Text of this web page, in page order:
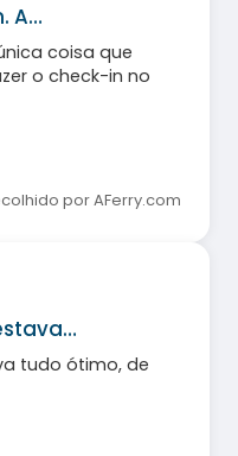
A…
coisa que
o check-in no
por AFerry.com
tudo ótimo, de